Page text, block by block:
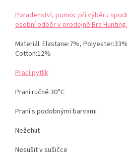
Poradenství, pomoc při výběru
osobní odběr v prodejně Bra Hunting.
Materiál: Elastane:7%,
Cotton:12%
Prací pytlík
Praní ručně 30°C
Praní s podobnými barvami
Nežehlit
Nesušit v sušičce